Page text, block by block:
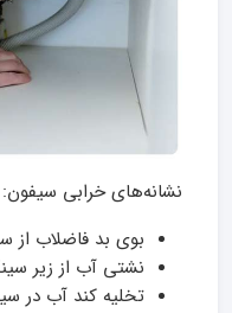
نشانه‌های خرابی سیفون:
بوی بد فاضلاب از
نشتی آب از زیر
تخلیه کند آب در